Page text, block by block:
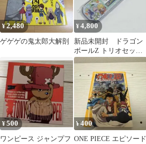
¥2,480
ゲゲゲの鬼太郎大解剖
¥4,800
新品未開封 ドラゴン
ボールZ トリオセット
当時物 孫悟空 1195K
¥500
ワンピース ジャンプフ
¥400
ONE PIECE エピソード